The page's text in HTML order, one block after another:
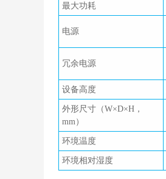
最大功耗
电源
冗余电源
设备高度
外形尺寸（W×D×H，
mm）
环境温度
环境相对湿度